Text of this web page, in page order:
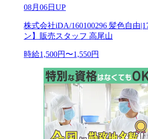
08月06日UP
株式会社iDA/160100296 髪色自由
ン】販売スタッフ 高尾山
時給1,500円〜1,550円